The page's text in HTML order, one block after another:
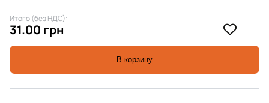
Итого (без НДС):
31.00 грн
В корзину